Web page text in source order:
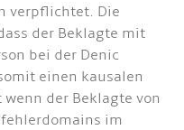
verpflichtet. Die
der Beklagte mit
bei der Denic
einen kausalen
der Beklagte von
im